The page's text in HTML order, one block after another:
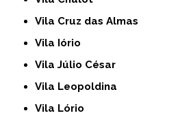
Vila Cruz das Almas
Vila Iório
Vila Júlio César
Vila Leopoldina
Vila Lório